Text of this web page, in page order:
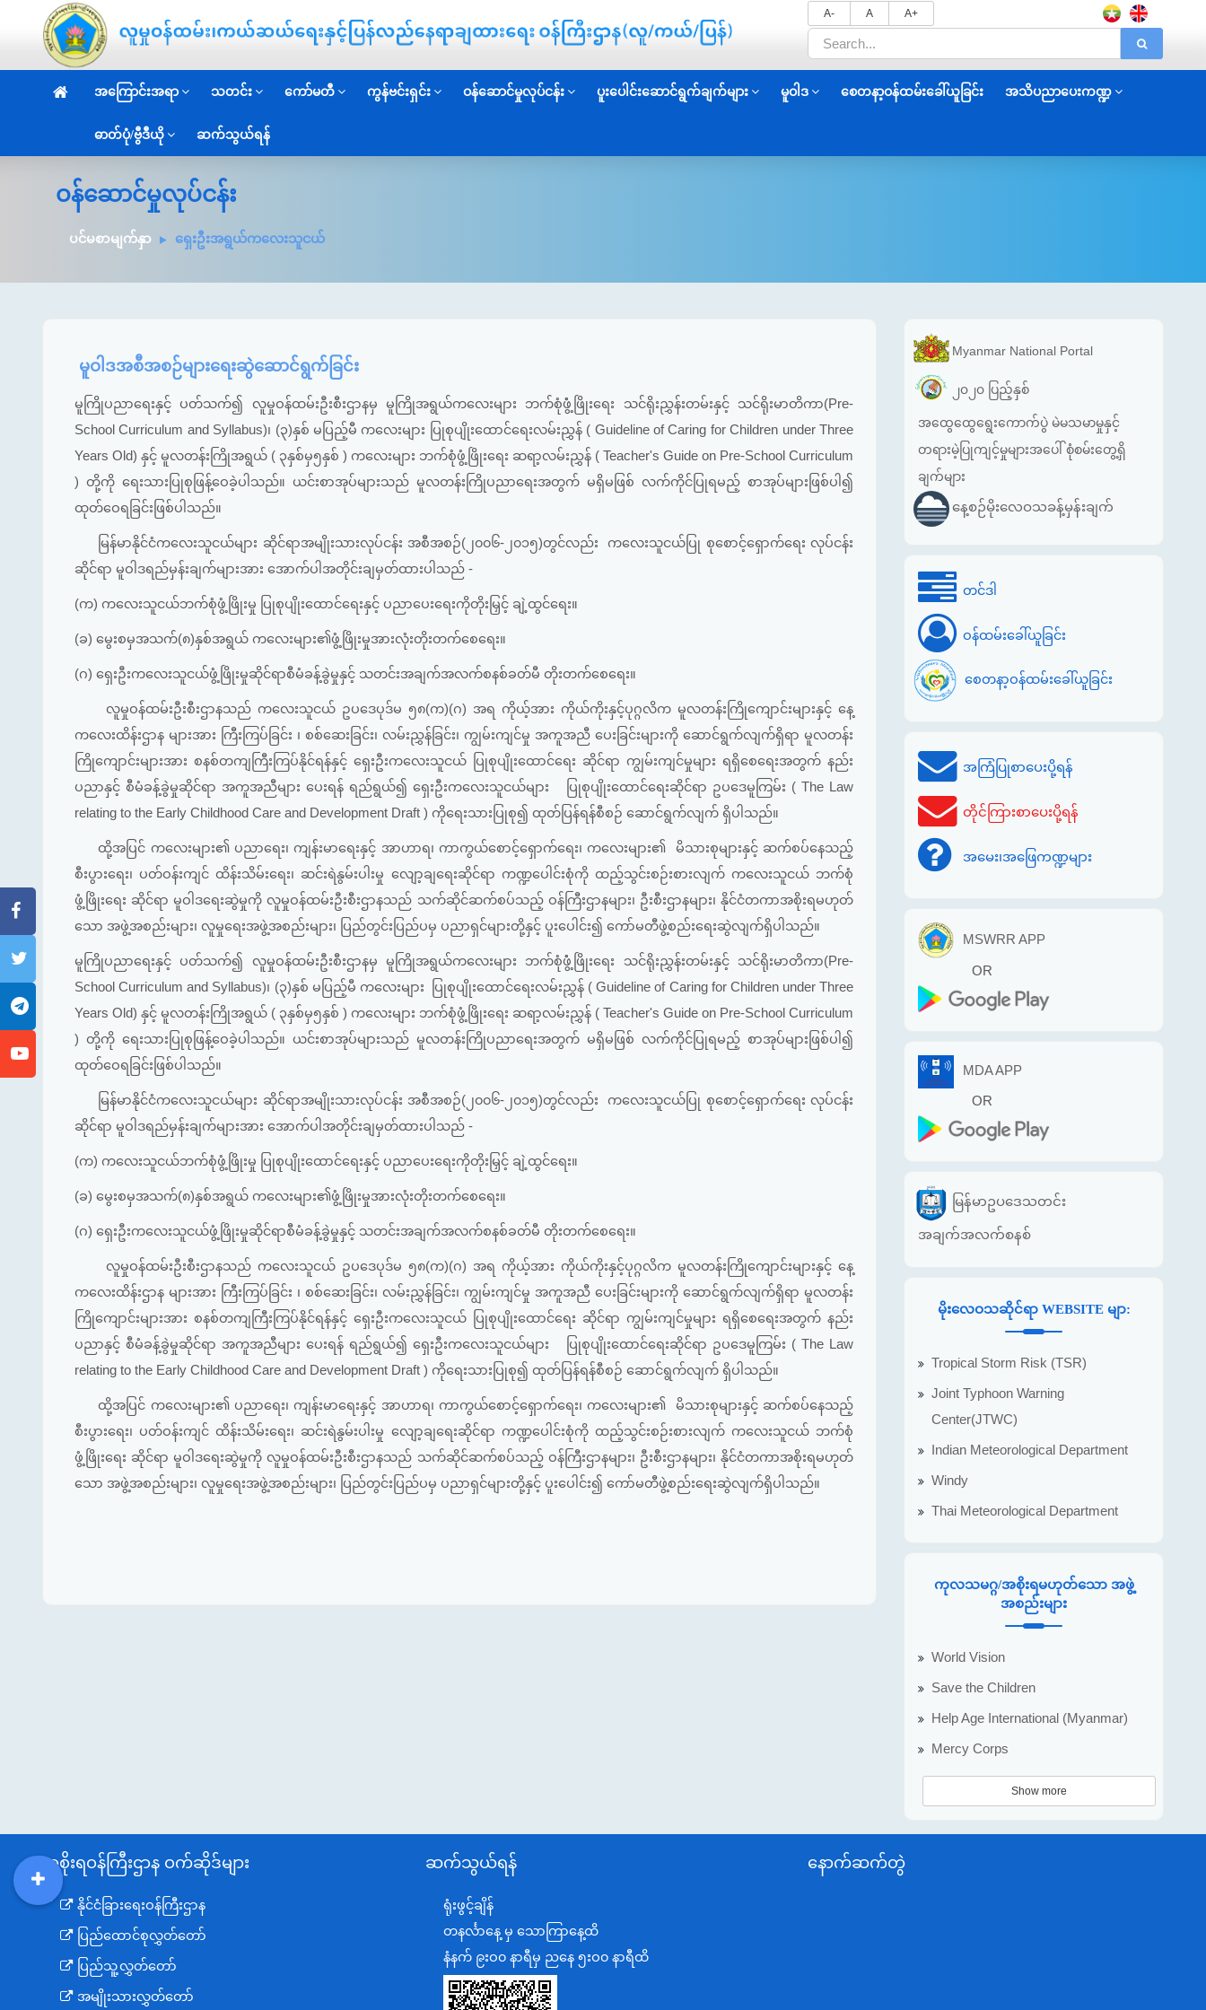
A- A A+
အကြောင်းအရာ သတင်း ကော်မတီ ကွန်ဗင်းရှင်း ဝန်ဆောင်မှုလုပ်ငန်း ပူးပေါင်းဆောင်ရွက်ချက်များ မူဝါဒ စေတနာ့ဝန်ထမ်းခေါ်ယူခြင်း အသိပညာပေးကဏ္ဍ
ဓာတ်ပုံ/ဗွီဒီယို ဆက်သွယ်ရန်
ဝန်ဆောင်မှုလုပ်ငန်း
ပင်မစာမျက်နှာ ရှေးဦးအရွယ်ကလေးသူငယ်
မူဝါဒအစီအစဉ်များရေးဆွဲဆောင်ရွက်ခြင်း
မူကြိုပညာရေးနှင့် ပတ်သက်၍ လူမှုဝန်ထမ်းဦးစီးဌာနမှ မူကြိုအရွယ်ကလေးများ ဘက်စုံဖွံံ့ဖြိုးရေး သင်ရိုးညွှန်းတမ်းနှင့် သင်ရိုးမာတိကာ(Pre-
School Curriculum and Syllabus)၊ (၃)နှစ် မပြည့်မီ ကလေးများ ပြုစုပျိုးထောင်ရေးလမ်းညွှန် ( Guideline of Caring for Children under Three
Years Old) နှင့် မူလတန်းကြိုအရွယ် ( ၃နှစ်မှ၅နှစ် ) ကလေးများ ဘက်စုံဖွံ့ဖြိုးရေး ဆရာ့လမ်းညွှန် ( Teacher's Guide on Pre-School Curriculum
) တို့ကို ရေးသားပြုစုဖြန့်ဝေခဲ့ပါသည်။ ယင်းစာအုပ်များသည် မူလတန်းကြိုပညာရေးအတွက် မရှိမဖြစ် လက်ကိုင်ပြုရမည့် စာအုပ်များဖြစ်ပါ၍
ထုတ်ဝေရခြင်းဖြစ်ပါသည်။
မြန်မာနိုင်ငံကလေးသူငယ်များ ဆိုင်ရာအမျိုးသားလုပ်ငန်း အစီအစဉ်(၂၀၀၆-၂၀၁၅)တွင်လည်း ကလေးသူငယ်ပြု စုစောင့်ရှောက်ရေး လုပ်ငန်း
ဆိုင်ရာ မူဝါဒရည်မှန်းချက်များအား အောက်ပါအတိုင်းချမှတ်ထားပါသည် -
(က) ကလေးသူငယ်ဘက်စုံဖွံ့ဖြိုးမှု ပြုစုပျိုးထောင်ရေးနှင့် ပညာပေးရေးကိုတိုးမြှင့် ချဲ့ထွင်ရေး။
(ခ) မွေးစမှအသက်(၈)နှစ်အရွယ် ကလေးများ၏ဖွံ့ဖြိုးမှုအားလုံးတိုးတက်စေရေး။
(ဂ) ရှေးဦးကလေးသူငယ်ဖွံ့ဖြိုးမှုဆိုင်ရာစီမံခန့်ခွဲမှုနှင့် သတင်းအချက်အလက်စနစ်ခတ်မီ တိုးတက်စေရေး။
လူမှုဝန်ထမ်းဦးစီးဌာနသည် ကလေးသူငယ် ဥပဒေပုဒ်မ ၅၈(က)(ဂ) အရ ကိုယ့်အား ကိုယ်ကိုးနှင့်ပုဂ္ဂလိက မူလတန်းကြိုကျောင်းများနှင့် နေ့
ကလေးထိန်းဌာန များအား ကြီးကြပ်ခြင်း ၊ စစ်ဆေးခြင်း၊ လမ်းညွှန်ခြင်း၊ ကျွမ်းကျင်မှု အကူအညီ ပေးခြင်းများကို ဆောင်ရွက်လျက်ရှိရာ မူလတန်း
ကြိုကျောင်းများအား စနစ်တကျကြီးကြပ်နိုင်ရန်နှင့် ရှေးဦးကလေးသူငယ် ပြုစုပျိုးထောင်ရေး ဆိုင်ရာ ကျွမ်းကျင်မှုများ ရရှိစေရေးအတွက် နည်း
ပညာနှင့် စီမံခန့်ခွဲမှုဆိုင်ရာ အကူအညီများ ပေးရန် ရည်ရွယ်၍ ရှေးဦးကလေးသူငယ်များ ပြုစုပျိုးထောင်ရေးဆိုင်ရာ ဥပဒေမူကြမ်း ( The Law
relating to the Early Childhood Care and Development Draft ) ကိုရေးသားပြုစု၍ ထုတ်ပြန်ရန်စီစဉ် ဆောင်ရွက်လျက် ရှိပါသည်။
ထို့အပြင် ကလေးများ၏ ပညာရေး၊ ကျန်းမာရေးနှင့် အာဟာရ၊ ကာကွယ်စောင့်ရှောက်ရေး၊ ကလေးများ၏ မိသားစုများနှင့် ဆက်စပ်နေသည့်
စီးပွားရေး၊ ပတ်ဝန်းကျင် ထိန်းသိမ်းရေး၊ ဆင်းရဲနွမ်းပါးမှု လျော့ချရေးဆိုင်ရာ ကဏ္ဍပေါင်းစုံကို ထည့်သွင်းစဉ်းစားလျက် ကလေးသူငယ် ဘက်စုံ
ဖွံ့ဖြိုးရေး ဆိုင်ရာ မူဝါဒရေးဆွဲမှုကို လူမှုဝန်ထမ်းဦးစီးဌာနသည် သက်ဆိုင်ဆက်စပ်သည့် ဝန်ကြီးဌာနများ၊ ဦးစီးဌာနများ၊ နိုင်ငံတကာအစိုးရမဟုတ်
သော အဖွဲ့အစည်းများ၊ လူမှုရေးအဖွဲ့အစည်းများ၊ ပြည်တွင်းပြည်ပမှ ပညာရှင်များတို့နှင့် ပူးပေါင်း၍ ကော်မတီဖွဲ့စည်းရေးဆွဲလျက်ရှိပါသည်။
မူကြိုပညာရေးနှင့် ပတ်သက်၍ လူမှုဝန်ထမ်းဦးစီးဌာနမှ မူကြိုအရွယ်ကလေးများ ဘက်စုံဖွံံ့ဖြိုးရေး သင်ရိုးညွှန်းတမ်းနှင့် သင်ရိုးမာတိကာ(Pre-
School Curriculum and Syllabus)၊ (၃)နှစ် မပြည့်မီ ကလေးများ ပြုစုပျိုးထောင်ရေးလမ်းညွှန် ( Guideline of Caring for Children under Three
Years Old) နှင့် မူလတန်းကြိုအရွယ် ( ၃နှစ်မှ၅နှစ် ) ကလေးများ ဘက်စုံဖွံ့ဖြိုးရေး ဆရာ့လမ်းညွှန် ( Teacher's Guide on Pre-School Curriculum
) တို့ကို ရေးသားပြုစုဖြန့်ဝေခဲ့ပါသည်။ ယင်းစာအုပ်များသည် မူလတန်းကြိုပညာရေးအတွက် မရှိမဖြစ် လက်ကိုင်ပြုရမည့် စာအုပ်များဖြစ်ပါ၍
ထုတ်ဝေရခြင်းဖြစ်ပါသည်။
မြန်မာနိုင်ငံကလေးသူငယ်များ ဆိုင်ရာအမျိုးသားလုပ်ငန်း အစီအစဉ်(၂၀၀၆-၂၀၁၅)တွင်လည်း ကလေးသူငယ်ပြု စုစောင့်ရှောက်ရေး လုပ်ငန်း
ဆိုင်ရာ မူဝါဒရည်မှန်းချက်များအား အောက်ပါအတိုင်းချမှတ်ထားပါသည် -
(က) ကလေးသူငယ်ဘက်စုံဖွံ့ဖြိုးမှု ပြုစုပျိုးထောင်ရေးနှင့် ပညာပေးရေးကိုတိုးမြှင့် ချဲ့ထွင်ရေး။
(ခ) မွေးစမှအသက်(၈)နှစ်အရွယ် ကလေးများ၏ဖွံ့ဖြိုးမှုအားလုံးတိုးတက်စေရေး။
(ဂ) ရှေးဦးကလေးသူငယ်ဖွံ့ဖြိုးမှုဆိုင်ရာစီမံခန့်ခွဲမှုနှင့် သတင်းအချက်အလက်စနစ်ခတ်မီ တိုးတက်စေရေး။
လူမှုဝန်ထမ်းဦးစီးဌာနသည် ကလေးသူငယ် ဥပဒေပုဒ်မ ၅၈(က)(ဂ) အရ ကိုယ့်အား ကိုယ်ကိုးနှင့်ပုဂ္ဂလိက မူလတန်းကြိုကျောင်းများနှင့် နေ့
ကလေးထိန်းဌာန များအား ကြီးကြပ်ခြင်း ၊ စစ်ဆေးခြင်း၊ လမ်းညွှန်ခြင်း၊ ကျွမ်းကျင်မှု အကူအညီ ပေးခြင်းများကို ဆောင်ရွက်လျက်ရှိရာ မူလတန်း
ကြိုကျောင်းများအား စနစ်တကျကြီးကြပ်နိုင်ရန်နှင့် ရှေးဦးကလေးသူငယ် ပြုစုပျိုးထောင်ရေး ဆိုင်ရာ ကျွမ်းကျင်မှုများ ရရှိစေရေးအတွက် နည်း
ပညာနှင့် စီမံခန့်ခွဲမှုဆိုင်ရာ အကူအညီများ ပေးရန် ရည်ရွယ်၍ ရှေးဦးကလေးသူငယ်များ ပြုစုပျိုးထောင်ရေးဆိုင်ရာ ဥပဒေမူကြမ်း ( The Law
relating to the Early Childhood Care and Development Draft ) ကိုရေးသားပြုစု၍ ထုတ်ပြန်ရန်စီစဉ် ဆောင်ရွက်လျက် ရှိပါသည်။
ထို့အပြင် ကလေးများ၏ ပညာရေး၊ ကျန်းမာရေးနှင့် အာဟာရ၊ ကာကွယ်စောင့်ရှောက်ရေး၊ ကလေးများ၏ မိသားစုများနှင့် ဆက်စပ်နေသည့်
စီးပွားရေး၊ ပတ်ဝန်းကျင် ထိန်းသိမ်းရေး၊ ဆင်းရဲနွမ်းပါးမှု လျော့ချရေးဆိုင်ရာ ကဏ္ဍပေါင်းစုံကို ထည့်သွင်းစဉ်းစားလျက် ကလေးသူငယ် ဘက်စုံ
ဖွံ့ဖြိုးရေး ဆိုင်ရာ မူဝါဒရေးဆွဲမှုကို လူမှုဝန်ထမ်းဦးစီးဌာနသည် သက်ဆိုင်ဆက်စပ်သည့် ဝန်ကြီးဌာနများ၊ ဦးစီးဌာနများ၊ နိုင်ငံတကာအစိုးရမဟုတ်
သော အဖွဲ့အစည်းများ၊ လူမှုရေးအဖွဲ့အစည်းများ၊ ပြည်တွင်းပြည်ပမှ ပညာရှင်များတို့နှင့် ပူးပေါင်း၍ ကော်မတီဖွဲ့စည်းရေးဆွဲလျက်ရှိပါသည်။
Myanmar National Portal
၂၀၂၀ ပြည့်နှစ်
အထွေထွေရွေးကောက်ပွဲ မဲမသမာမှုနှင့်
တရားမဲ့ပြုကျင့်မှုများအပေါ် စုံစမ်းတွေ့ရှိ
ချက်များ
နေ့စဉ်မိုးလေဝသခန့်မှန်းချက်
တင်ဒါ
ဝန်ထမ်းခေါ်ယူခြင်း
စေတနာ့ဝန်ထမ်းခေါ်ယူခြင်း
အကြံပြုစာပေးပို့ရန်
တိုင်ကြားစာပေးပို့ရန်
အမေး၊အဖြေကဏ္ဍများ
MSWRR APP
OR
MDA APP
OR
မြန်မာဥပဒေသတင်း
အချက်အလက်စနစ်
မိုးလေဝသဆိုင်ရာ WEBSITE မျာ:
Tropical Storm Risk (TSR)
Joint Typhoon Warning
Center(JTWC)
Indian Meteorological Department
Windy
Thai Meteorological Department
ကုလသမဂ္ဂ/အစိုးရမဟုတ်သော အဖွဲ့
အစည်းများ
World Vision
Save the Children
Help Age International (Myanmar)
Mercy Corps
Show more
အစိုးရဝန်ကြီးဌာန ဝက်ဆိုဒ်များ
နိုင်ငံခြားရေးဝန်ကြီးဌာန
ပြည်ထောင်စုလွှတ်တော်
ပြည်သူ့လွှတ်တော်
အမျိုးသားလွှတ်တော်
ဆက်သွယ်ရန်
ရုံးဖွင့်ချိန်
တနင်္လာနေ့ မှ သောကြာနေ့ထိ
နံနက် ၉းဝ၀ နာရီမှ ညနေ ၅းဝ၀ နာရီထိ
နောက်ဆက်တွဲ
DDM